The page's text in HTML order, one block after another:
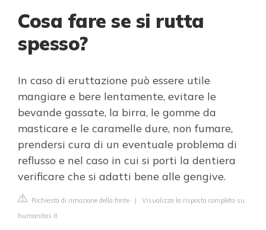
Cosa fare se si rutta
spesso?
In caso di eruttazione può essere utile
mangiare e bere lentamente, evitare le
bevande gassate, la birra, le gomme da
masticare e le caramelle dure, non fumare,
prendersi cura di un eventuale problema di
reflusso e nel caso in cui si porti la dentiera
verificare che si adatti bene alle gengive.
Richiesta di rimozione della fonte | Visualizza la risposta completa su
humanitas.it